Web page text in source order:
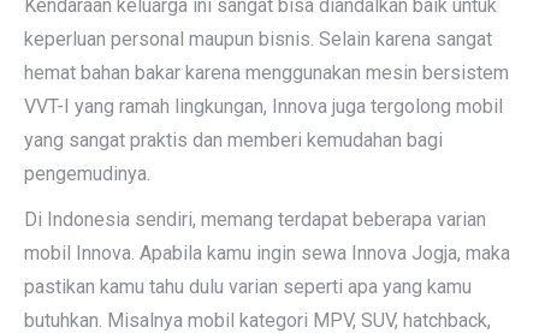
Kendaraan keluarga ini sangat bisa diandalkan baik untuk
keperluan personal maupun bisnis. Selain karena sangat
hemat bahan bakar karena menggunakan mesin bersistem
VVT-I yang ramah lingkungan, Innova juga tergolong mobil
yang sangat praktis dan memberi kemudahan bagi
pengemudinya.
Di Indonesia sendiri, memang terdapat beberapa varian
mobil Innova. Apabila kamu ingin sewa Innova Jogja, maka
pastikan kamu tahu dulu varian seperti apa yang kamu
butuhkan. Misalnya mobil kategori MPV, SUV, hatchback,